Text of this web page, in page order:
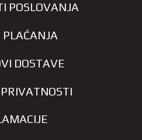
POSLOVANJA
PLAĆANJA
DOSTAVE